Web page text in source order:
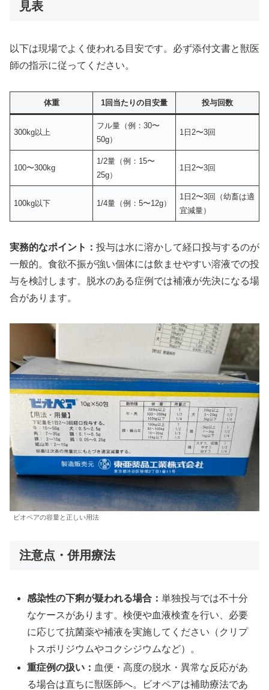
見表
以下は現場でよく使われる目安です。必ず添付文書と獣医
師の指示に従ってください。
体重 1回当たりの目安量 投与回数
300kg以上
フル量（例：30〜
50g）
1日2〜3回
100〜300kg
1/2量（例：15〜
25g）
1日2〜3回
100kg以下 1/4量（例：5〜12g）
1日2〜3回（幼畜は適
宜減量）
実務的なポイント： 投与は水に溶かして経口投与するのが
一般的。食欲不振が強い個体には飲ませやすい溶液での投
与を検討します。脱水のある症例では補液が先決になる場
合があります。
ビオペアの容量と正しい用法
注意点・併用療法
感染性の下痢が疑われる場合：単独投与では不十分
なケースがあります。検便や血液検査を行い、必要
に応じて抗菌薬や補液を実施してください（クリプ
トスポリジウムやコクシジウムなど）。
重症例の扱い： 血便・高度の脱水・異常な反応があ
る場合は直ちに獣医師へ。ビオペアは補助療法であ